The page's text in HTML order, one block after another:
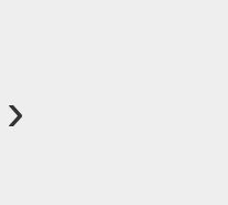
›